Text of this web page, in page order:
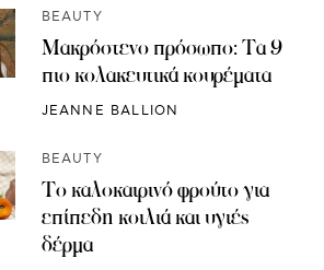
BEAUTY
Μακρόστενο πρόσωπο: Τα 9
πιο κολακευτικά κουρέματα
JEANNE BALLION
BEAUTY
Το καλοκαιρινό φρούτο για
επίπεδη κοιλιά και υγιές
δέρμα